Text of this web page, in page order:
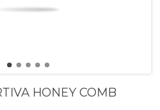
HONEY COMB